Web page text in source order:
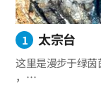
1 太宗台
这里是漫步于绿
，